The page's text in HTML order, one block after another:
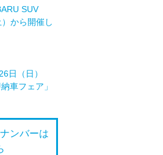
SUV
から開催し
日（日）
車フェア」
ンバーは